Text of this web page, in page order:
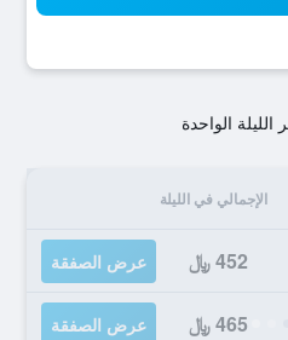
الواحدة
الإجمالي في الليلة
452 ﷼ عرض الصفقة
465 ﷼ عرض الصفقة